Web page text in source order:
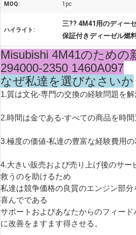
MOQ: 1pc
ハイライト:
三?? 4M41用のディー
保証付きディーゼル燃
Misubishi 4M41のため
294000-2350 1460A097
なぜ私達を選びなさいか
1.質は文化-専門の交換の経験問題を
2.時間は金である-すべての商品を時間
3.極度の価値-私達の豊富な経験費用
4.大きい販売および売り上げ後のサ
救うのを助けるため
私達は競争価格の良質のエンジン部
喜んでである
サポートおよびあなたからのフィー
に改善をますます得させる。